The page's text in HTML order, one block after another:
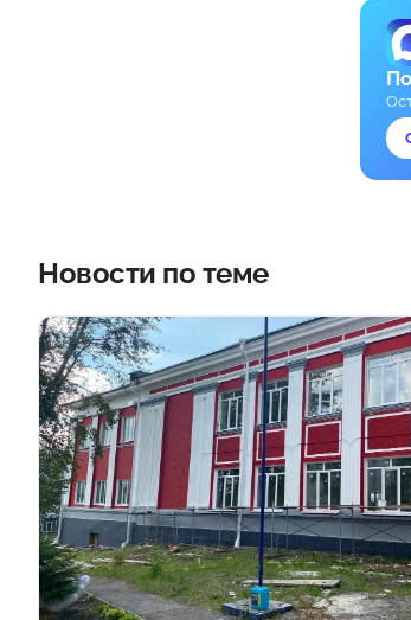
Новости по теме